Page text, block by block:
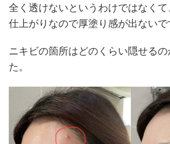
全く透けないというわけではなく
仕上がりなので厚塗り感が出ないで
ニキビの箇所はどのくらい隠せる
た。